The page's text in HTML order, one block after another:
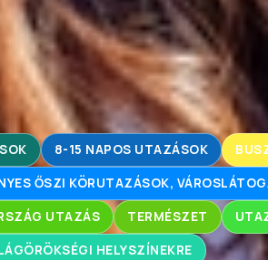
8-15 NAPOS UTAZÁSOK
ŐSZI KÖRUTAZÁSOK,
UTAZÁS TERMÉSZET
HELYSZÍNEKRE